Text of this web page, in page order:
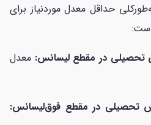
حداقل معدل موردنیاز برای
تحصیلی در مقطع لیسانس: معدل
تحصیلی در مقطع فوق‌لیسانس: